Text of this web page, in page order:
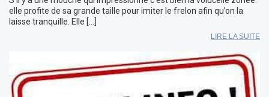
elle profite de sa grande taille pour imiter le frelon afin qu’on la
laisse tranquille. Elle […]
LIRE LA SUITE